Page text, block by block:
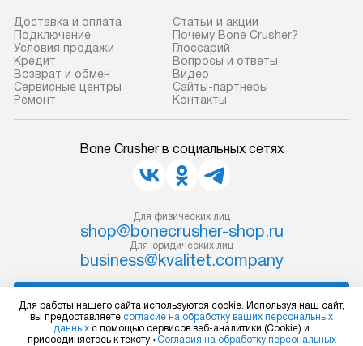
Доставка и оплата
Подключение
Условия продажи
Кредит
Возврат и обмен
Сервисные центры
Ремонт
Статьи и акции
Почему Bone Crusher?
Глоссарий
Вопросы и ответы
Видео
Сайты-партнеры
Контакты
Bone Crusher в социальных сетях
Для физических лиц
shop@bonecrusher-shop.ru
Для юридических лиц
business@kvalitet.company
Политика конфиденциальности
Для работы нашего сайта используются cookie. Используя наш сайт,
вы предоставляете согласие на обработку ваших персональных
данных с помощью сервисов веб-аналитики (Cookie) и
присоединяетесь к тексту «Согласия на обработку персональных